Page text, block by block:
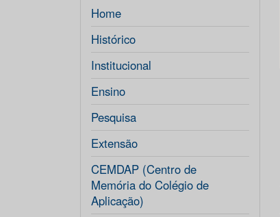
Home
Histórico
Institucional
Ensino
Pesquisa
Extensão
CEMDAP (Centro de
Memória do Colégio de
Aplicação)